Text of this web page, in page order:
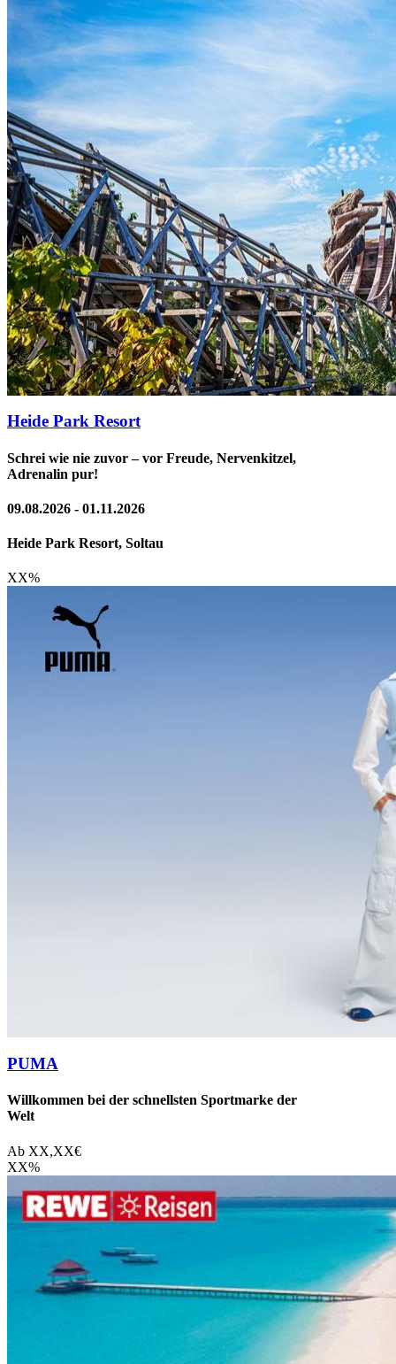
Heide Park Resort
Schrei wie nie zuvor – vor Freude, Nervenkitzel,
Adrenalin pur!
09.08.2026 - 01.11.2026
Heide Park Resort, Soltau
XX%
PUMA
Willkommen bei der schnellsten Sportmarke der
Welt
Ab XX,XX€
XX%